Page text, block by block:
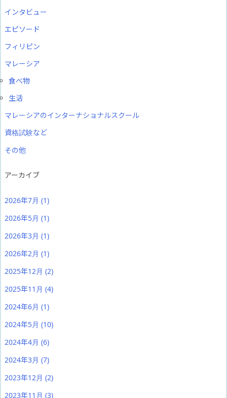
インタビュー
エピソード
フィリピン
マレーシア
食べ物
生活
マレーシアのインターナショナルスクール
資格試験など
その他
アーカイブ
2026年7月 (1)
2026年5月 (1)
2026年3月 (1)
2026年2月 (1)
2025年12月 (2)
2025年11月 (4)
2024年6月 (1)
2024年5月 (10)
2024年4月 (6)
2024年3月 (7)
2023年12月 (2)
2023年11月 (3)